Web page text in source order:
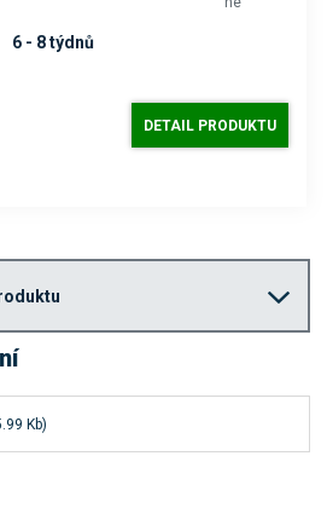
6 - 8 týdnů
DETAIL PRODUKTU
Kb)